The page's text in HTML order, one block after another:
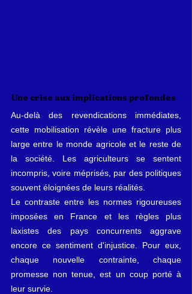
Une crise aux implications profondes
Au-delà des revendications immédiates,
cette mobilisation révèle une fracture plus
large entre le monde agricole et le reste de
la société. Les agriculteurs se sentent
incompris, voire méprisés, par des politiques
souvent éloignées de leurs réalités.
Le contraste entre les normes rigoureuses
imposées en France et les règles plus
laxistes des pays concurrents aggrave
encore ce sentiment d'injustice. Pour eux,
chaque nouvelle contrainte, chaque
promesse non tenue, est un coup porté à
leur survie.